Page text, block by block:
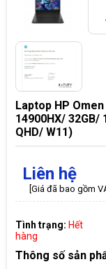
Laptop HP
14900HX/ 32GB/
QHD/ W11)
Liên hệ
[Giá đã bao gồm
Tình trạng: Hết
hàng
Thông số sản